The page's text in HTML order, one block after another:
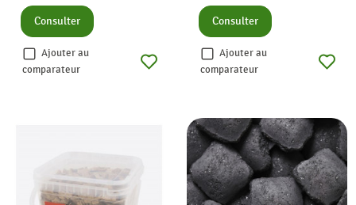
Consulter
Ajouter au
comparateur
Consulter
Ajouter au
comparateur